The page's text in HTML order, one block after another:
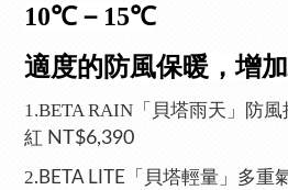
10℃－15℃
適度的防風保暖，增
1.BETA RAIN「貝塔雨天」防
紅 NT$6,390
2.BETA LITE「貝塔輕量」多重